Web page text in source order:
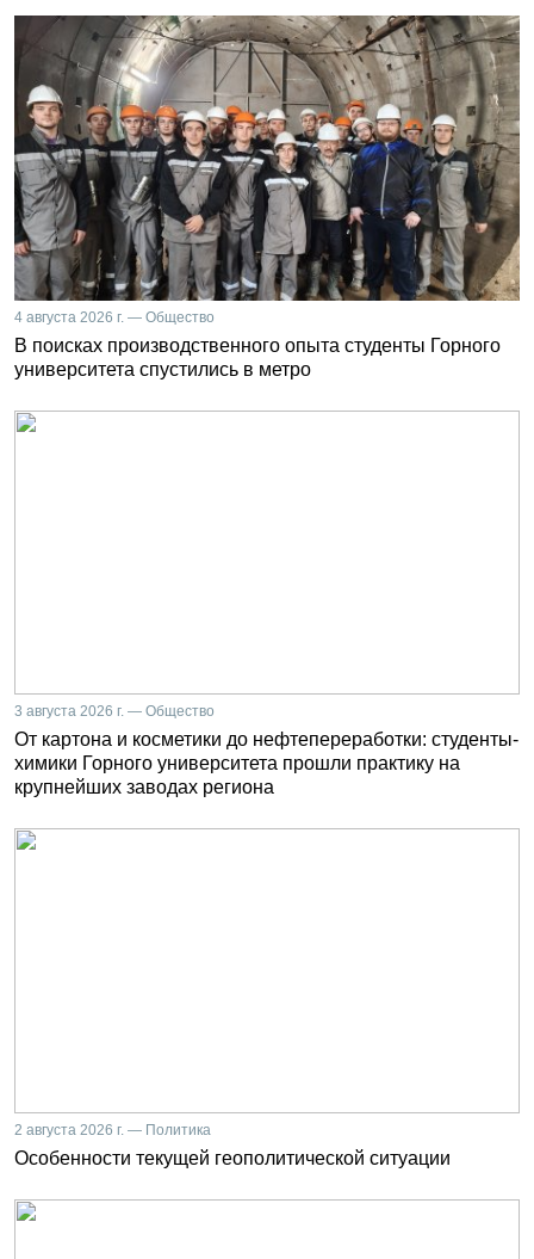
4 августа 2026 г. — Общество
В поисках производственного опыта студенты Горного
университета спустились в метро
3 августа 2026 г. — Общество
От картона и косметики до нефтепереработки: студенты-
химики Горного университета прошли практику на
крупнейших заводах региона
2 августа 2026 г. — Политика
Особенности текущей геополитической ситуации